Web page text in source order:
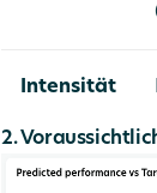
Intensität
2.